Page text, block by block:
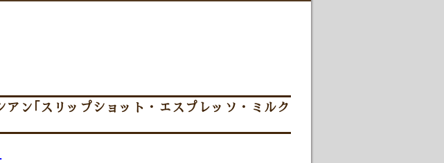
アン｢スリップショット・エスプレッソ・ミルク